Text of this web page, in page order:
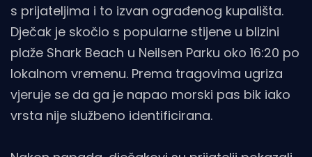
s prijateljima i to izvan ograđenog kupališta.
Dječak je skočio s popularne stijene u blizini
plaže Shark Beach u Neilsen Parku oko 16:20 po
lokalnom vremenu. Prema tragovima ugriza
vjeruje se da ga je napao morski pas bik iako
vrsta nije službeno identificirana.